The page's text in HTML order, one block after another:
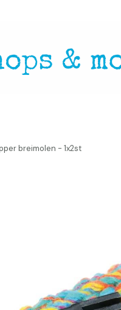
breimolen - 1x2st